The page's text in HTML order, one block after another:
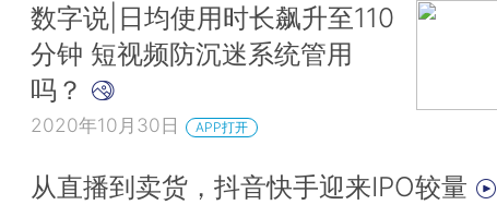
数字说|日均使用时长飙升至110
分钟 短视频防沉迷系统管用
吗？
2020年10月30日 APP打开
从直播到卖货，抖音快手迎来IPO较量